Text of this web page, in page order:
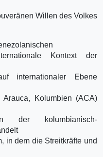
Willen des Volkes
Kontext der
internationaler Ebene
Kolumbien (ACA)
der kolumbianisch-
in dem die Streitkräfte und